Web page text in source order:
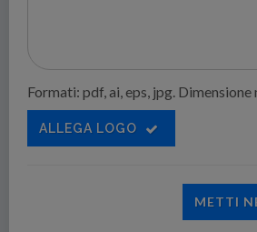
Formati: pdf, ai, eps, jpg. Dimensione
ALLEGA LOGO
METTI